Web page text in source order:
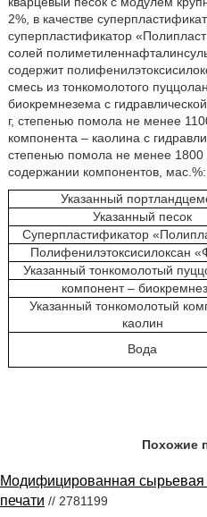
2%, в качестве
суперпластификатор
солей
содержит
смесь из тонкомолотого
биокремнезема с
г, степенью помола не менее
компонента – каолина с
степенью помола не менее 1800
содержании компонентов, мас.%:
Указанный
Указанный песок
Суперпластификатор
Полифенилэтоксисилоксан
Указанный тонкомолотый
компонент –
Указанный тонкомолотый
каолин
Вода
Похожие
Модифицированная сырьевая
печати // 2781199